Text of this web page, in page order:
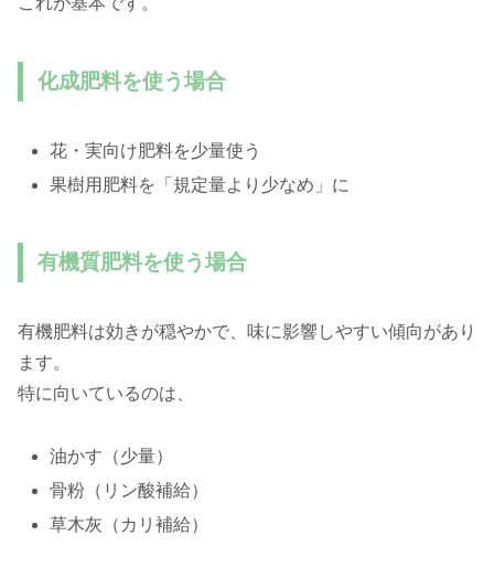
化成肥料を使う場合
花・実向け肥料を少量使う
果樹用肥料を「規定量より少なめ」に
有機質肥料を使う場合
有機肥料は効きが穏やかで、味に影響しやすい傾向があり
ます。
特に向いているのは、
油かす（少量）
骨粉（リン酸補給）
草木灰（カリ補給）